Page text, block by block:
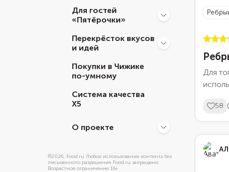
Для гостей
«Пятёрочки»
Перекрёсток вкусов
и идей
Покупки в Чижике
по-умному
Система качества
Х5
О проекте
©2026, Food.ru Любое использование контента без
письменного разрешения Food.ru запрещено.
Возрастное ограничение 16+
Для
перед
58